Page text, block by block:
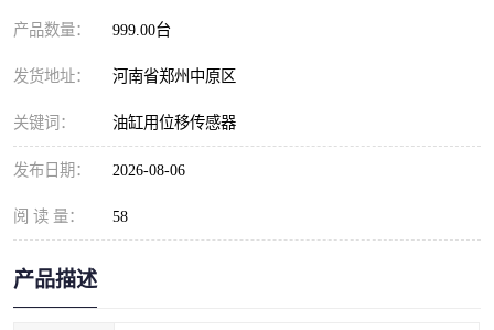
产品数量： 999.00台
发货地址： 河南省郑州中原区
关键词： 油缸用位移传感器
发布日期： 2026-08-06
阅 读 量： 58
产品描述